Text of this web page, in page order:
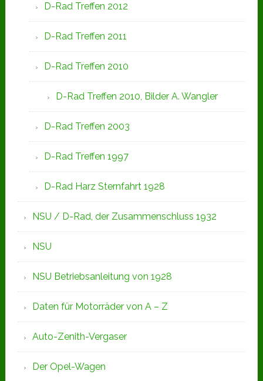
D-Rad Treffen 2012
D-Rad Treffen 2011
D-Rad Treffen 2010
D-Rad Treffen 2010, Bilder A. Wangler
D-Rad Treffen 2003
D-Rad Treffen 1997
D-Rad Harz Sternfahrt 1928
NSU / D-Rad, der Zusammenschluss 1932
NSU
NSU Betriebsanleitung von 1928
Daten für Motorräder von A – Z
Auto-Zenith-Vergaser
Der Opel-Wagen